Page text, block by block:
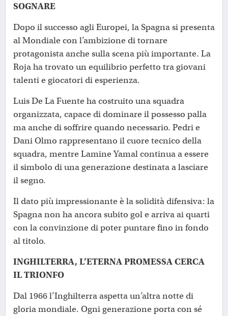
SOGNARE
Dopo il successo agli Europei, la Spagna si presenta
al Mondiale con l’ambizione di tornare
protagonista anche sulla scena più importante. La
Roja ha trovato un equilibrio perfetto tra giovani
talenti e giocatori di esperienza.
Luis De La Fuente ha costruito una squadra
organizzata, capace di dominare il possesso palla
ma anche di soffrire quando necessario. Pedri e
Dani Olmo rappresentano il cuore tecnico della
squadra, mentre Lamine Yamal continua a essere
il simbolo di una generazione destinata a lasciare
il segno.
Il dato più impressionante è la solidità difensiva: la
Spagna non ha ancora subito gol e arriva ai quarti
con la convinzione di poter puntare fino in fondo
al titolo.
INGHILTERRA, L’ETERNA PROMESSA CERCA
IL TRIONFO
Dal 1966 l’Inghilterra aspetta un’altra notte di
gloria mondiale. Ogni generazione porta con sé